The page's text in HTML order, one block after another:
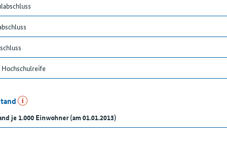
je 1.000 Einwohner (am 01.01.2013)